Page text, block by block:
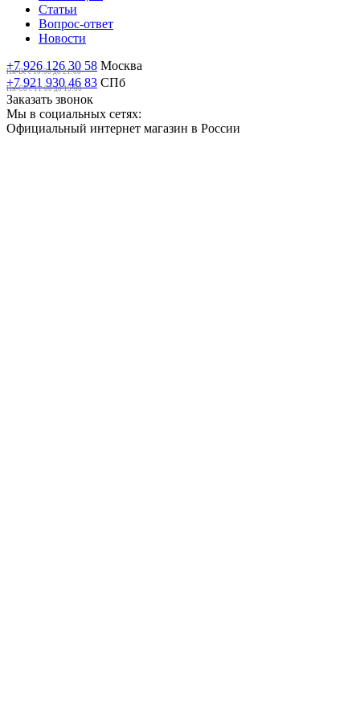
Статьи
Вопрос-ответ
Новости
+7 926 126 30 58 Москва
Пн-Вс с 10:00 до 21:00
+7 921 930 46 83 СПб
Пн-Сб c 11:00 до 19:00
Заказать звонок
Мы в социальных сетях:
Официальный интернет магазин в России